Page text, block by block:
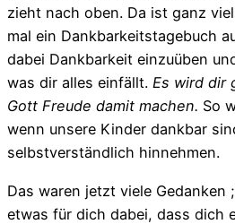
zieht nach oben. Da ist ganz
mal ein Dankbarkeitstagebuch
dabei Dankbarkeit einzuüben
was dir alles einfällt. Es wird dir
Gott Freude damit machen. So
wenn unsere Kinder dankbar
selbstverständlich hinnehmen.
Das waren jetzt viele Gedanken
etwas für dich dabei, dass dich